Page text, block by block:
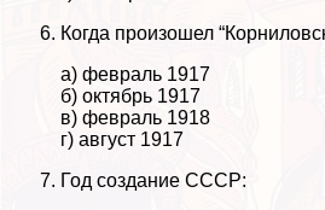
Когда произошел
а) февраль 1917
б) октябрь 1917
в) февраль 1918
г) август 1917
Год создание СССР: